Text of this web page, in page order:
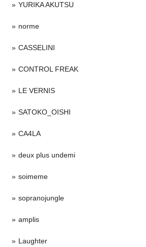
YURIKA AKUTSU
norme
CASSELINI
CONTROL FREAK
LE VERNIS
SATOKO_OISHI
CA4LA
deux plus undemi
soimeme
sopranojungle
amplis
Laughter